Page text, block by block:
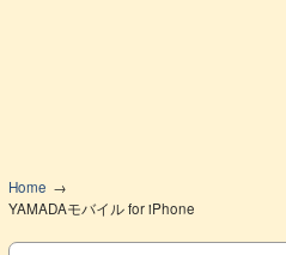
Home
YAMADAモバイル for iPhone